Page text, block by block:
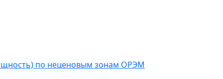
по неценовым зонам ОРЭМ